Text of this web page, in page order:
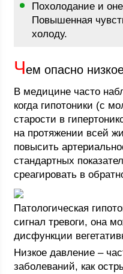
Похолодание и
Повышенная
холоду.
Чем опасно
В медицине часто
когда гипотоники (с
старости в
на протяжении всей
повысить
стандартных
среагировать в
Патологическая
сигнал тревоги, она
дисфункции
Низкое давление –
заболеваний, как